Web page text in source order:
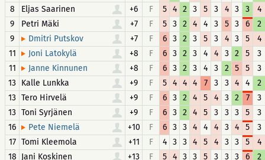
8
Eljas Saarinen +6 F 5 4 2 3 5 3 4 3 3
4
9
Petri Mäki +7 F 5 3 2 4 4 3 5 3 6
2
9
Dmitri Putskov +7 F 6 3 2 3 5 3 4 3 5
4
11
Joni Latokylä +8 F 6 3 2 3 4 4 3 2 5
3
11
Janne Kinnunen +8 F 6 3 2 3 4 3 2 5 5
3
13 Kalle Lunkka +9 F 5 4 4 4 7 3 3 4 4
2
13 Tero Hirvelä +9 F 6 3 2 4 5 4 3 2 7
3
13 Toni Syrjänen +9 F 6 3 2 4 5 3 3 3 5
3
16
Pete Niemelä +10 F 6 3 3 4 4 4 3 4 5
3
17 Tomi Kleemola +11 F 4 3 3 4 5 4 3 3 5
4
18 Jani Koskinen +13 F 5 4 3 3 5 3 3 3 6 2